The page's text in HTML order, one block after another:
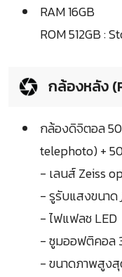
RAM 16GB
ROM 512GB :
กล้องหลัง
กล้องดิจิตอล
telephoto) +
- เลนส์ Zeiss
- รูรับแสงขนาด
- ไฟแฟลช LED
- ซูมออฟติคอล
- ขนาดภาพสูง